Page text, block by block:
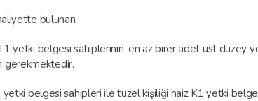
bulunan;
yetki belgesi sahiplerinin, en az birer adet üst
gerekmektedir.
belgesi sahipleri ile tüzel kişiliği haiz K1 yetki